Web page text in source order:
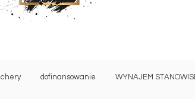
dofinansowanie WYNAJEM